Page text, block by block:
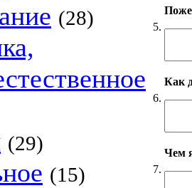
(28)
(29)
(15)
5.
6.
Как
7.
Чем